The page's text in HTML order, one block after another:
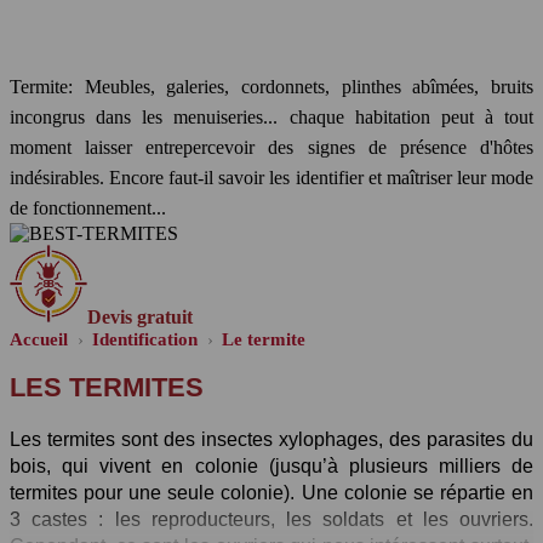
Termite: Meubles, galeries, cordonnets, plinthes abîmées, bruits
incongrus dans les menuiseries... chaque habitation peut à tout
moment laisser entrepercevoir des signes de présence d'hôtes
indésirables. Encore faut-il savoir les identifier et maîtriser leur mode
de fonctionnement...
Devis gratuit
Accueil
Identification Le termite
LES TERMITES
Les termites sont des insectes xylophages, des parasites du
bois, qui vivent en colonie (jusqu’à plusieurs milliers de
termites pour une seule colonie). Une colonie se répartie en
3 castes : les reproducteurs, les soldats et les ouvriers.